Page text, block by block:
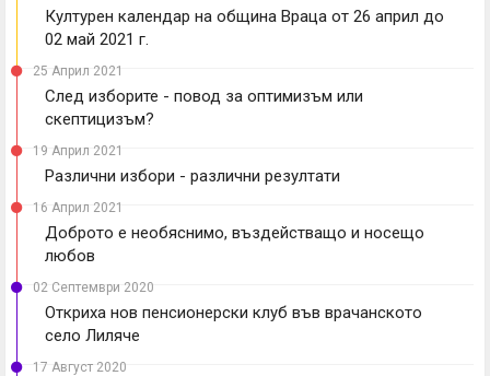
Културен календар на община Враца от 26 април до
02 май 2021 г.
25 Април 2021
След изборите - повод за оптимизъм или
скептицизъм?
19 Април 2021
Различни избори - различни резултати
16 Април 2021
Доброто е необяснимо, въздействащо и носещо
любов
02 Септември 2020
Откриха нов пенсионерски клуб във врачанското
село Лиляче
17 Август 2020